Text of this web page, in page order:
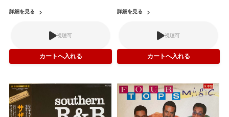
詳細を見る
視聴可
詳細を見る
視聴可